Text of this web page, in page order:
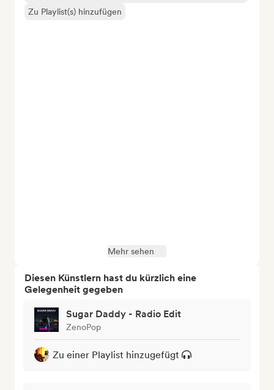
Zu Playlist(s) hinzufügen
Mehr sehen
Diesen Künstlern hast du kürzlich eine
Gelegenheit gegeben
Sugar Daddy - Radio Edit
ZenoPop
Zu einer Playlist hinzugefügt